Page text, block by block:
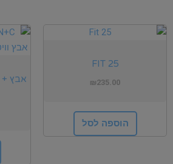
FIT 25
₪235.00
הוספה לסל